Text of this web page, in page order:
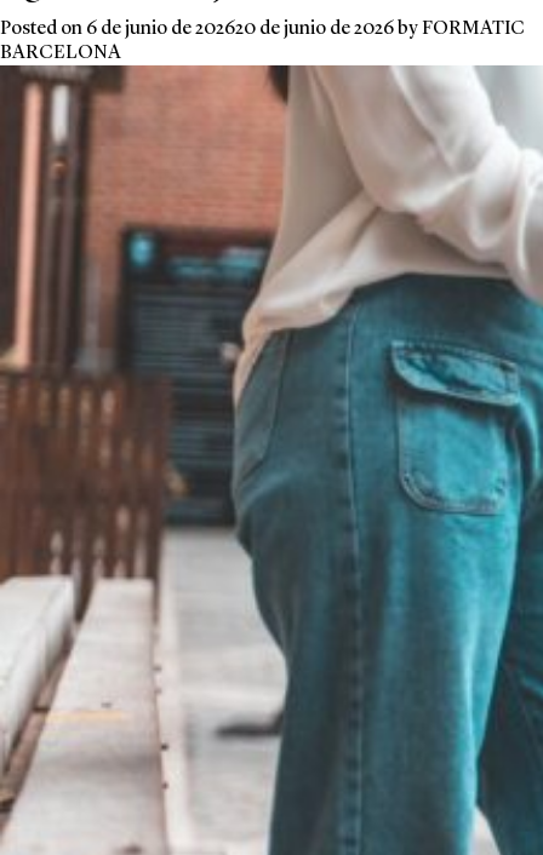
Posted on 6 de junio de 202620 de junio de 2026 byFORMATIC
BARCELONA